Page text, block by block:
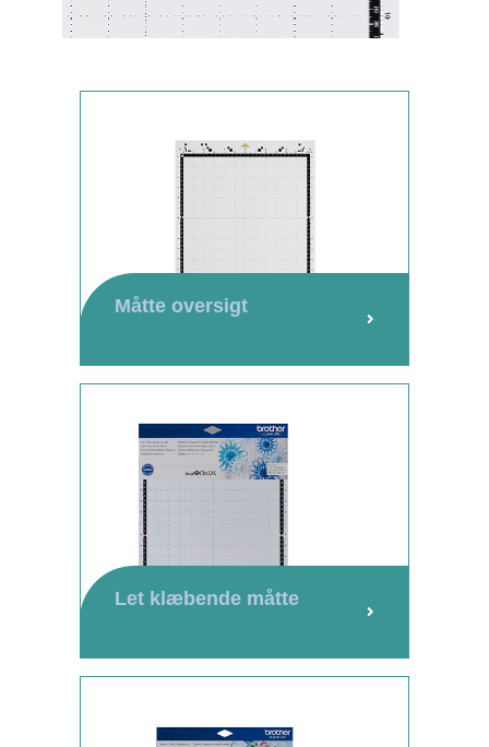
Måtte oversigt
Let klæbende måtte